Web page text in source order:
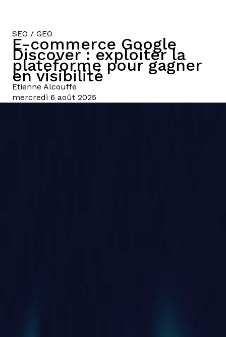
SEO / GEO
E-commerce Google
Discover : exploiter la
plateforme pour gagner
en visibilité
Etienne Alcouffe
mercredi 6 août 2025